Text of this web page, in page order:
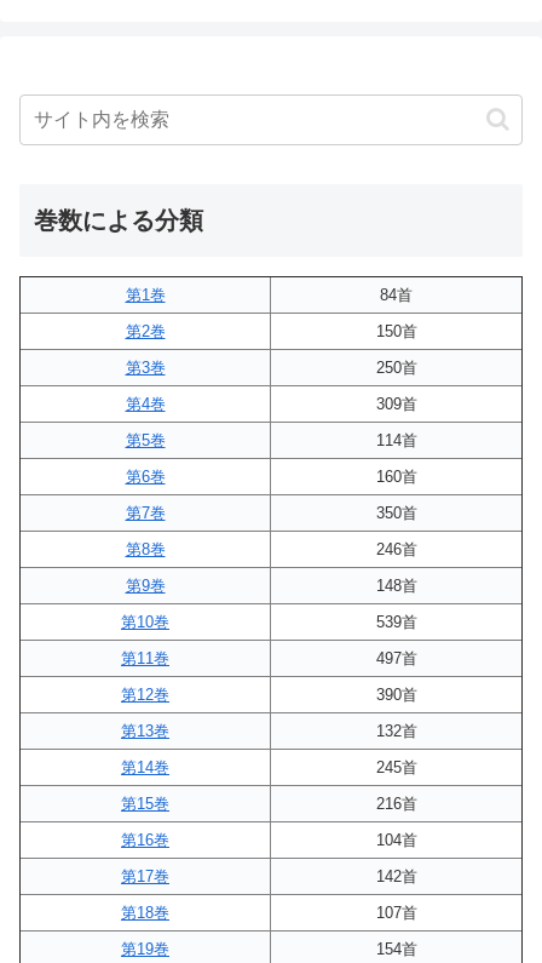
巻数による分類
第1巻
84首
第2巻
150首
第3巻
250首
第4巻
309首
第5巻
114首
第6巻
160首
第7巻
350首
第8巻
246首
第9巻
148首
第10巻
539首
第11巻
497首
第12巻
390首
第13巻
132首
第14巻
245首
第15巻
216首
第16巻
104首
第17巻
142首
第18巻
107首
第19巻
154首